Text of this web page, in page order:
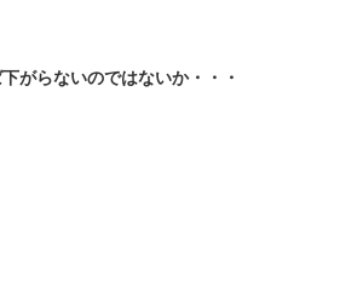
がらないのではないか・・・